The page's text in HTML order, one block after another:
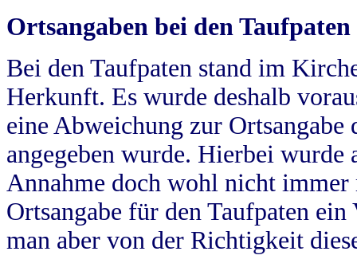
Ortsangaben bei den Taufpaten
Bei den Taufpaten stand im
Herkunft. Es wurde deshalb
eine Abweichung zur
angegeben wurde. Hierbei wurde
Annahme doch wohl nicht
Ortsangabe für den Taufpaten
man aber von der Richtigkeit